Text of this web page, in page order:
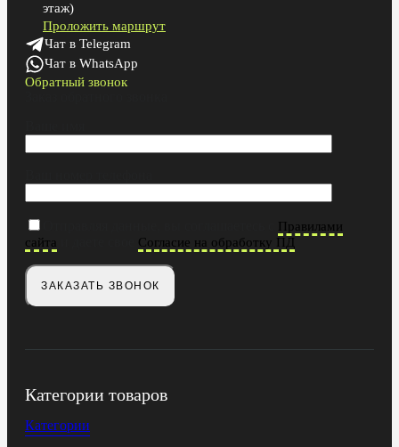
этаж)
Проложить маршрут
Чат в Telegram
Чат в WhatsApp
Обратный звонок
Правилами
сайта
Согласие на обработку ПД
Категории товаров
Категории